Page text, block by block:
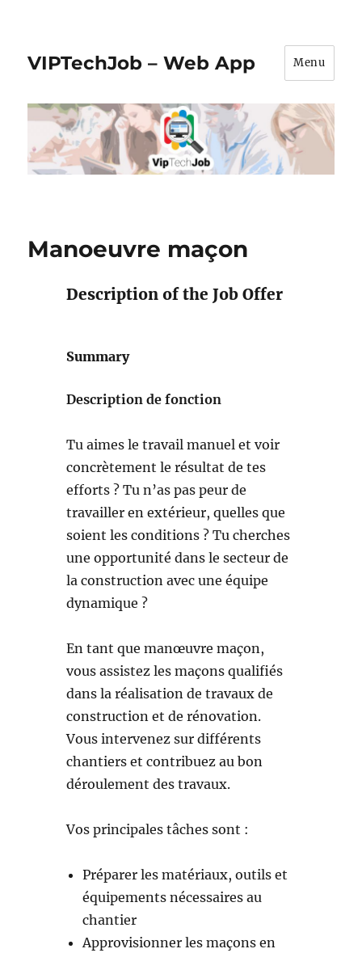
VIPTechJob – Web App Menu
Manoeuvre maçon
Description of the Job Offer
Summary
Description de fonction
Tu aimes le travail manuel et voir
concrètement le résultat de tes
efforts ? Tu n’as pas peur de
travailler en extérieur, quelles que
soient les conditions ? Tu cherches
une opportunité dans le secteur de
la construction avec une équipe
dynamique ?
En tant que manœuvre maçon,
vous assistez les maçons qualifiés
dans la réalisation de travaux de
construction et de rénovation.
Vous intervenez sur différents
chantiers et contribuez au bon
déroulement des travaux.
Vos principales tâches sont :
Préparer les matériaux, outils et
équipements nécessaires au
chantier
Approvisionner les maçons en